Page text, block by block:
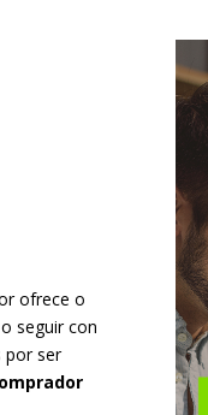
ofrece o
seguir con
por ser